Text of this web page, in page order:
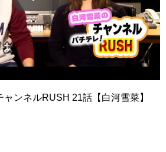
ンネルRUSH 21話【白河雪菜】